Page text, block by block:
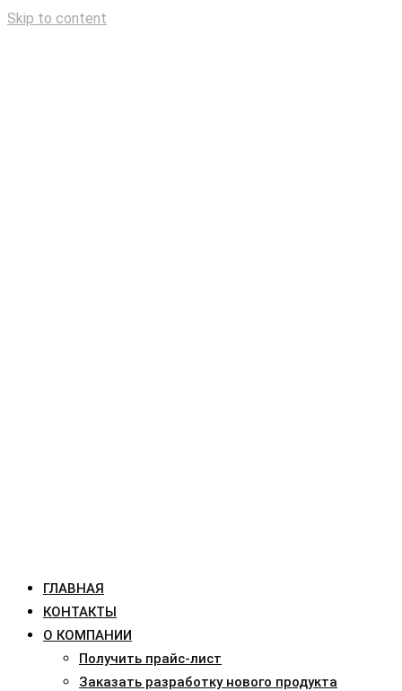
Skip to content
ГЛАВНАЯ
КОНТАКТЫ
О КОМПАНИИ
Получить прайс-лист
Заказать разработку нового продукта